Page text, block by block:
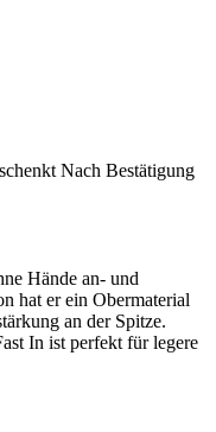
Nach Bestätigung
Hände an- und
hat er ein Obermaterial
an der Spitze.
In ist perfekt für legere